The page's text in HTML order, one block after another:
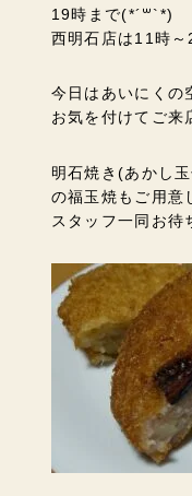
19時まで(*´꒳`*)
西明石店は11時
今日はあいにくの
お気を付けてご来
明石焼き(あかし
の福玉焼もご用意
スタッフ一同お